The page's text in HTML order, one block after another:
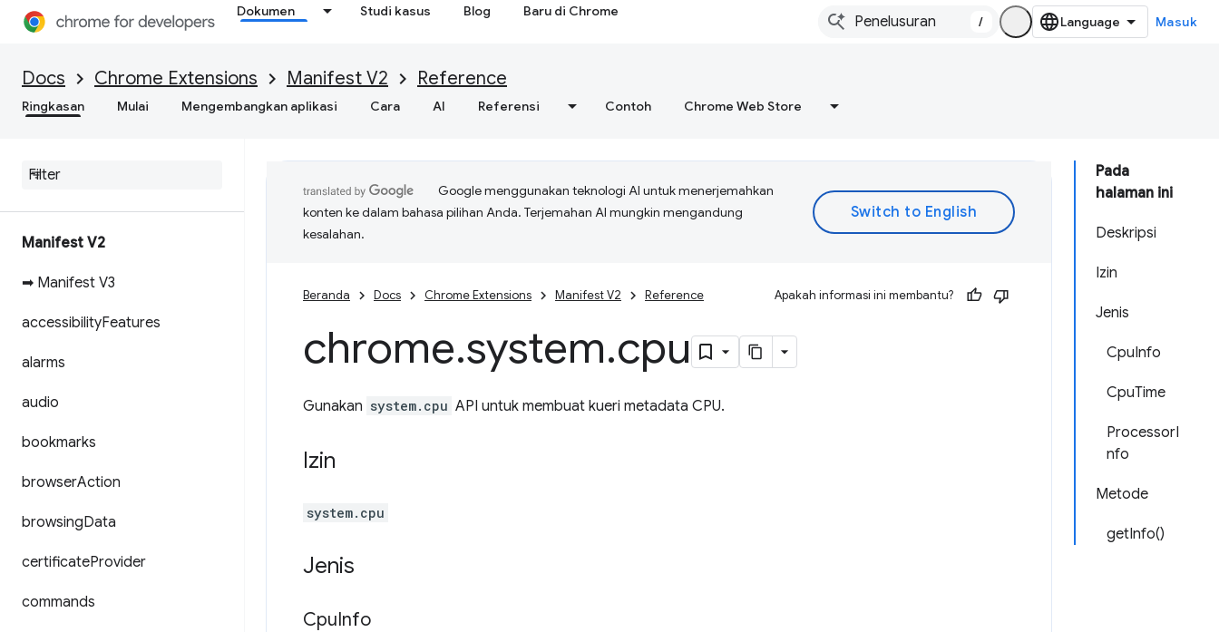
Dokumen Studi kasus Blog Baru di Chrome
/ Masuk
Docs Chrome Extensions Manifest V2 Reference
Ringkasan Mulai Mengembangkan aplikasi Cara AI Referensi Contoh Chrome Web Store
Manifest V2
➡ Manifest V3
accessibilityFeatures
alarms
audio
bookmarks
browserAction
browsingData
certificateProvider
commands
Pada
halaman ini
Deskripsi
Izin
Jenis
CpuInfo
CpuTime
ProcessorI
nfo
Metode
getInfo()
Google menggunakan teknologi AI untuk menerjemahkan
konten ke dalam bahasa pilihan Anda. Terjemahan AI mungkin mengandung
kesalahan.
Beranda Docs Chrome Extensions Manifest V2 Reference Apakah informasi ini membantu?
chrome.system.cpu
Gunakan system.cpu API untuk membuat kueri metadata CPU.
Izin
system.cpu
Jenis
CpuInfo